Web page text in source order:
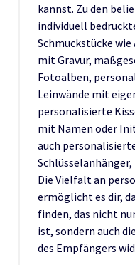
kannst. Zu den
individuell
Schmuckstücke
mit Gravur,
Fotoalben,
Leinwände mit
personalisierte
mit Namen oder
auch
Die Vielfalt an
ermöglicht es dir,
finden, das nicht
ist, sondern auch
des Empfängers